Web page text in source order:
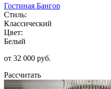
Гостиная Бангор
Стиль:
Классический
Цвет:
Белый
от 32 000 руб.
Рассчитать